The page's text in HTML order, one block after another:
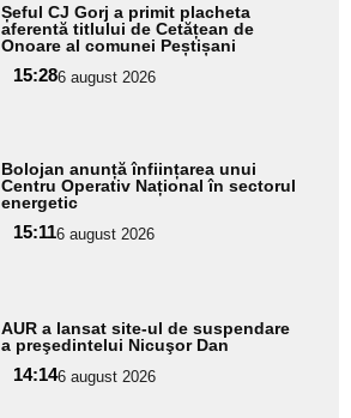
Șeful CJ Gorj a primit placheta
aferentă titlului de Cetățean de
Onoare al comunei Peștișani
15:286 august 2026
Bolojan anunță înființarea unui
Centru Operativ Național în sectorul
energetic
15:116 august 2026
AUR a lansat site-ul de suspendare
a preşedintelui Nicuşor Dan
14:146 august 2026